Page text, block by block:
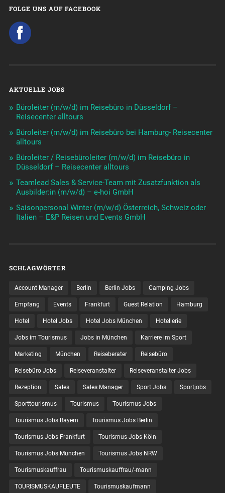
FOLGE UNS AUF FACEBOOK
AKTUELLE JOBS
Büroleiter (m/w/d) im Reisebüro in Düsseldorf –
Reisecenter alltours
Büroleiter (m/w/d) im Reisebüro bei Hamburg- Reisecenter
alltours
Büroleiter / Reisebüroleiter (m/w/d) im Reisebüro in
Düsseldorf – Reisecenter alltours
Teamlead Sales & Service-Team mit Zusatzfunktion als
Ausbilder:in (m/w/d) – e-hoi GmbH
Saisonpersonal Winter (m/w/d) Österreich, Schweiz oder
Italien – E&P Reisen und Events GmbH
SCHLAGWÖRTER
Account Manager Berlin Berlin Jobs Camping Jobs
Empfang Events Frankfurt Guest Relation Hamburg
Hotel Hotel Jobs Hotel Jobs München Hotellerie
Jobs im Tourismus Jobs in München Karriere im Sport
Marketing München Reiseberater Reisebüro
Reisebüro Jobs Reiseveranstalter Reiseveranstalter Jobs
Rezeption Sales Sales Manager Sport Jobs Sportjobs
Sporttourismus Tourismus Tourismus Jobs
Tourismus Jobs Bayern Tourismus Jobs Berlin
Tourismus Jobs Frankfurt Tourismus Jobs Köln
Tourismus Jobs München Tourismus Jobs NRW
Tourismuskauffrau Tourismuskauffrau/-mann
TOURISMUSKAUFLEUTE Tourismuskaufmann